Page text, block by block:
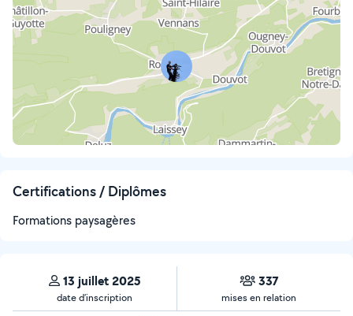
Certifications / Diplômes
Formations paysagères
13 juillet 2025
date d’inscription
337
mises en relation